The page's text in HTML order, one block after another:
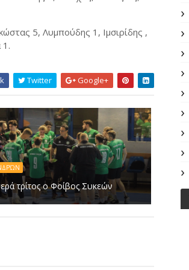
5, Λυμπούδης 1, Ιμσιρίδης ,
1.
Twitter Google+
τρίτος ο Φοίβος Συκεών